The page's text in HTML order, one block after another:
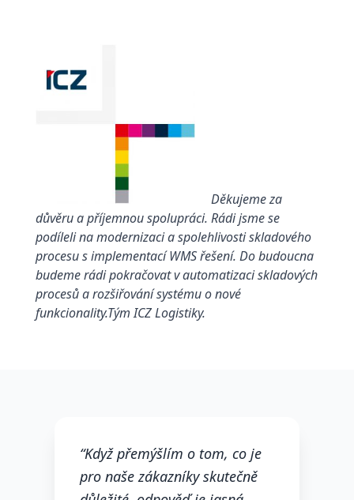
Děkujeme za
důvěru a příjemnou spolupráci. Rádi jsme se
podíleli na modernizaci a spolehlivosti skladového
procesu s implementací WMS řešení. Do budoucna
budemerádi pokračovat v automatizaci skladových
procesů a rozšiřování systému o nové
funkcionality.Tým ICZ Logistiky.
“Když přemýšlím o tom, co je
pro naše zákazníky skutečně